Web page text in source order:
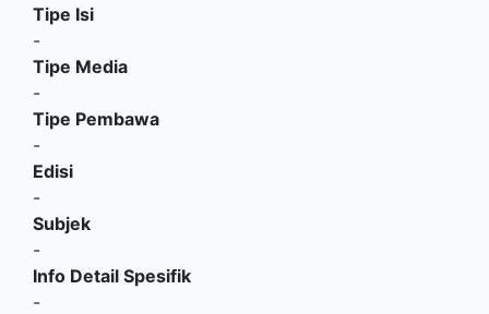
Tipe Isi
-
Tipe Media
-
Tipe Pembawa
-
Edisi
-
Subjek
-
Info Detail Spesifik
-